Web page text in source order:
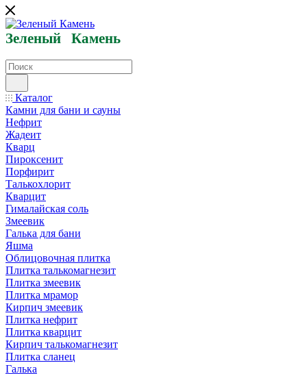
Зеленый Камень
Каталог
Камни для бани и сауны
Нефрит
Жадеит
Кварц
Пироксенит
Порфирит
Талькохлорит
Кварцит
Гималайская соль
Змеевик
Галька для бани
Яшма
Облицовочная плитка
Плитка талькомагнезит
Плитка змеевик
Плитка мрамор
Кирпич змеевик
Плитка нефрит
Плитка кварцит
Кирпич талькомагнезит
Плитка сланец
Галька